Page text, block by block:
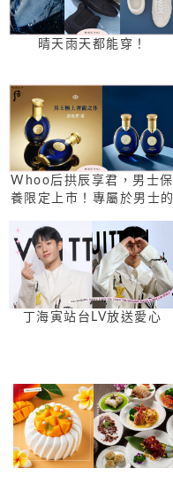
晴天雨天都能穿！
Whoo后拱辰享君，男士保
養限定上市！專屬於男士的
丁海寅站台LV放送愛心